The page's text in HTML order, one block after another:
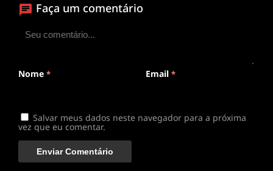
ANIMEPLAYER
Clique para assistir
Faça um comentário
Nome * Email *
Salvar meus dados neste navegador para a próxima
vez que eu comentar.